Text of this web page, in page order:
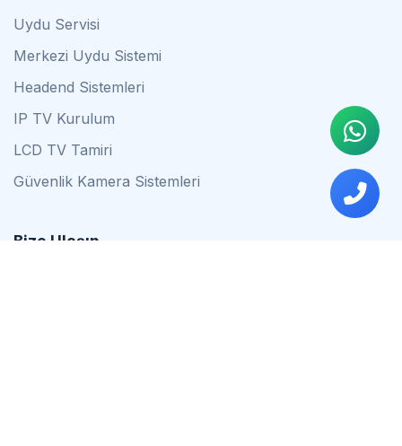
Uydu Servisi
Merkezi Uydu Sistemi
Headend Sistemleri
IP TV Kurulum
LCD TV Tamiri
Güvenlik Kamera Sistemleri
Bize Ulaşın